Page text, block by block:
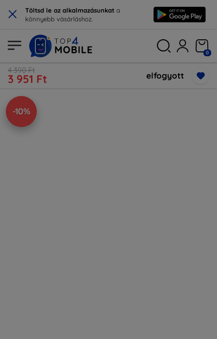
× Töltsd le az alkalmazásunkat a
könnyebb vásárláshoz.
0
4 390 Ft
3 951 Ft elfogyott
-10%